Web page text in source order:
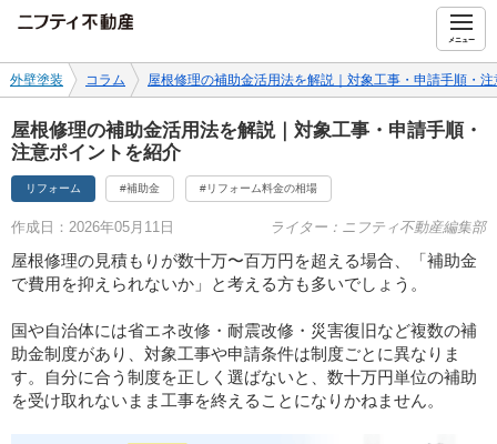
メニュー
外壁塗装 コラム 屋根修理の補助金活用法を解説｜対象工事・申請手順・
屋根修理の補助金活用法を解説｜対象工事・申請手順・
注意ポイントを紹介
リフォーム #補助金 #リフォーム料金の相場
作成日：2026年05月11日 ライター：ニフティ不動産編集部
屋根修理の見積もりが数十万〜百万円を超える場合、「補助金
で費用を抑えられないか」と考える方も多いでしょう。
国や自治体には省エネ改修・耐震改修・災害復旧など複数の補
助金制度があり、対象工事や申請条件は制度ごとに異なりま
す。自分に合う制度を正しく選ばないと、数十万円単位の補助
を受け取れないまま工事を終えることになりかねません。